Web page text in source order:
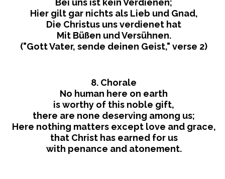
Bei uns ist kein Verdienen;
Hier gilt gar nichts als Lieb und Gnad,
Die Christus uns verdienet hat
Mit Büßen und Versühnen.
("Gott Vater, sende deinen Geist," verse 2)
8. Chorale
No human here on earth
is worthy of this noble gift,
there are none deserving among us;
Here nothing matters except love and grace,
that Christ has earned for us
with penance and atonement.